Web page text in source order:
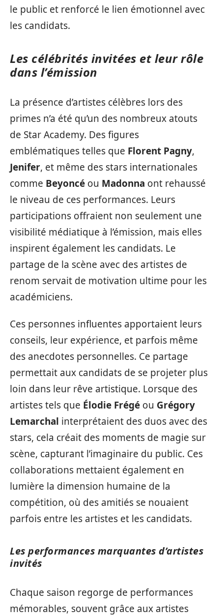
le public et renforcé le lien émotionnel avec
les candidats.
Les célébrités invitées et leur rôle
dans l’émission
La présence d’artistes célèbres lors des
primes n’a été qu’un des nombreux atouts
de Star Academy. Des figures
emblématiques telles que Florent Pagny,
Jenifer, et même des stars internationales
comme Beyoncé ou Madonna ont rehaussé
le niveau de ces performances. Leurs
participations offraient non seulement une
visibilité médiatique à l’émission, mais elles
inspirent également les candidats. Le
partage de la scène avec des artistes de
renom servait de motivation ultime pour les
académiciens.
Ces personnes influentes apportaient leurs
conseils, leur expérience, et parfois même
des anecdotes personnelles. Ce partage
permettait aux candidats de se projeter plus
loin dans leur rêve artistique. Lorsque des
artistes tels que Élodie Frégé ou Grégory
Lemarchal interprétaient des duos avec des
stars, cela créait des moments de magie sur
scène, capturant l’imaginaire du public. Ces
collaborations mettaient également en
lumière la dimension humaine de la
compétition, où des amitiés se nouaient
parfois entre les artistes et les candidats.
Les performances marquantes d’artistes
invités
Chaque saison regorge de performances
mémorables, souvent grâce aux artistes